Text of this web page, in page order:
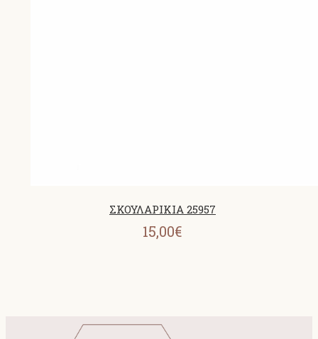
ΣΚΟΥΛΑΡΙΚΙΑ 25957
15,00€